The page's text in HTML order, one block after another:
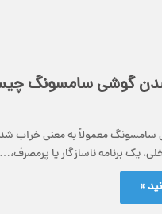
گوشی سامسونگ
معمولاً به معنی خراب
یک برنامه ناسازگار یا پرمصرف،…
»